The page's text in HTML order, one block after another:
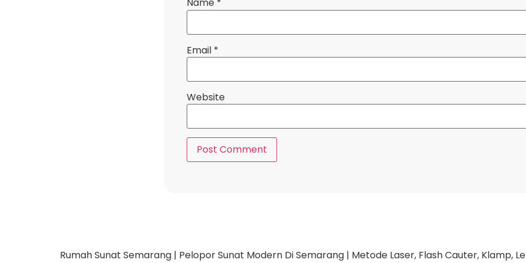
Name *
Email *
Website
Rumah Sunat Semarang | Pelopor Sunat Modern Di Semarang | Metode Laser, Flash Cauter, Klamp,